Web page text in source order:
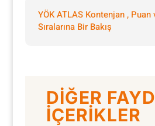
YÖK ATLAS Kontenjan , Puan
Sıralarına Bir Bakış
DİĞER
İÇERİKLER